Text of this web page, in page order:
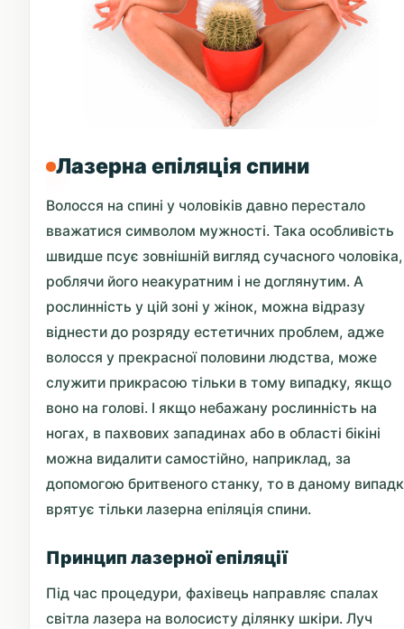
Лазерна епіляція спини
Волосся на спині у чоловіків давно перестало
вважатися символом мужності. Така особливість
швидше псує зовнішній вигляд сучасного чоловіка,
роблячи його неакуратним і не доглянутим. А
рослинність у цій зоні у жінок, можна відразу
віднести до розряду естетичних проблем, адже
волосся у прекрасної половини людства, може
служити прикрасою тільки в тому випадку, якщо
воно на голові. І якщо небажану рослинність на
ногах, в пахвових западинах або в області бікіні
можна видалити самостійно, наприклад, за
допомогою бритвеного станку, то в даному
врятує тільки лазерна епіляція спини.
Принцип лазерної епіляції
Під час процедури, фахівець направляє спалах
світла лазера на волосисту ділянку шкіри. Луч